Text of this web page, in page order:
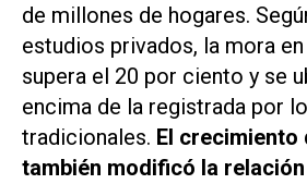
de millones de hogares.
estudios privados, la mora
supera el 20 por ciento y se
encima de la registrada por
tradicionales. El crecimiento
también modificó la